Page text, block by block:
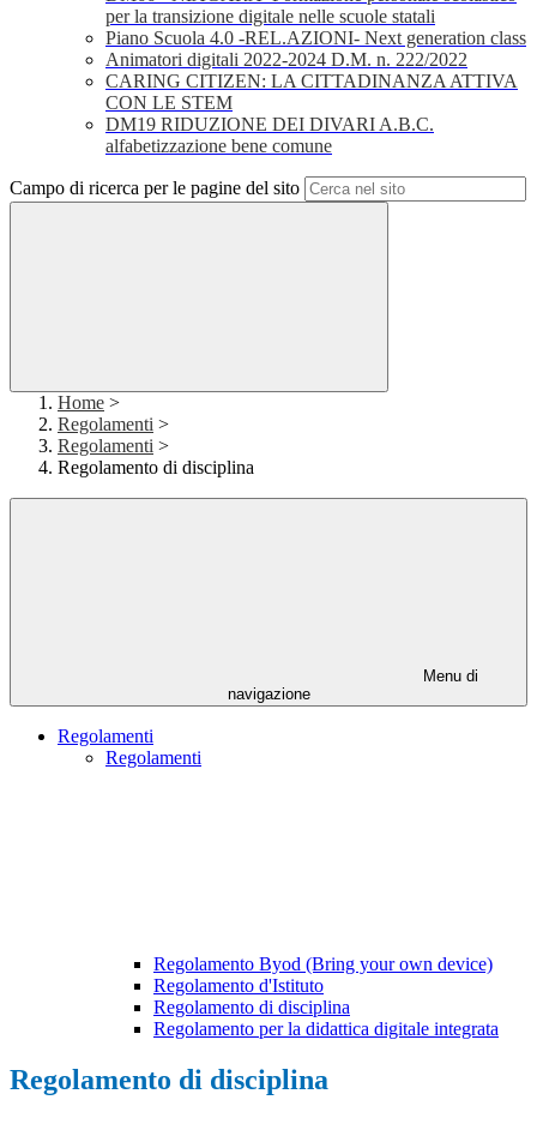
per la transizione digitale nelle scuole statali
Piano Scuola 4.0 -REL.AZIONI- Next generation class
Animatori digitali 2022-2024 D.M. n. 222/2022
CARING CITIZEN: LA CITTADINANZA ATTIVA
CON LE STEM
DM19 RIDUZIONE DEI DIVARI A.B.C.
alfabetizzazione bene comune
Campo di ricerca per le pagine del sito
Home >
Regolamenti >
Regolamenti >
Regolamento di disciplina
Menu di
navigazione
Regolamenti
Regolamenti
Regolamento Byod (Bring your own device)
Regolamento d'Istituto
Regolamento di disciplina
Regolamento per la didattica digitale integrata
Regolamento di disciplina